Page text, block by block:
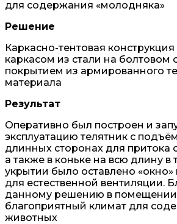
для содержания «молодняка»
Решение
Каркасно-тентовая
каркасом из стали на болтовом
покрытием из армированного
материала
Результат
Оперативно был построен и
эксплуатацию телятник с
длинных сторонах для притока
а также в коньке на всю длину в
укрытии было оставлено
для естественной вентиляции.
данному решению в помещении
благоприятный климат для
животных